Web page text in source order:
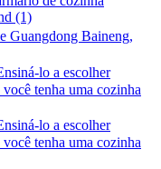
(1)
Guangdong Baineng,
lo a escolher
tenha uma cozinha
lo a escolher
tenha uma cozinha